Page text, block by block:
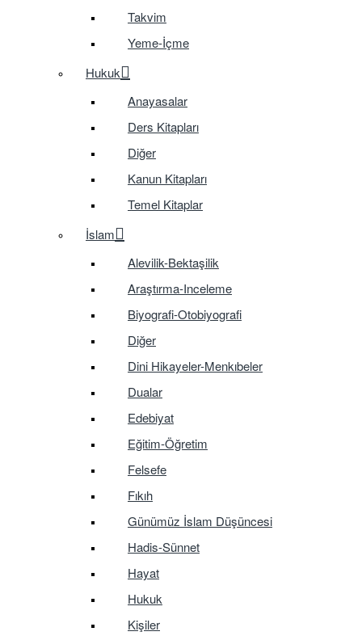
Takvim
Yeme-İçme
Hukuk
Anayasalar
Ders Kitapları
Diğer
Kanun Kitapları
Temel Kitaplar
İslam
Alevilik-Bektaşilik
Araştırma-Inceleme
Biyografi-Otobiyografi
Diğer
Dini Hikayeler-Menkıbeler
Dualar
Edebiyat
Eğitim-Öğretim
Felsefe
Fıkıh
Günümüz İslam Düşüncesi
Hadis-Sünnet
Hayat
Hukuk
Kişiler